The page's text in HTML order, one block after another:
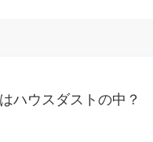
ハウスダストの中？